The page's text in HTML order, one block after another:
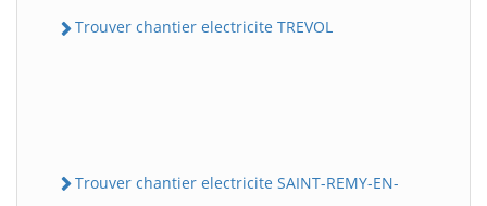
Trouver chantier electricite TREVOL
Trouver chantier electricite SAINT-REMY-EN-